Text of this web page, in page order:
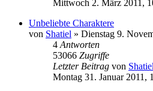
Mittwoch 2. März 2011,
Unbeliebte Charaktere
von Shatiel » Dienstag 9.
4 Antworten
53066 Zugriffe
Letzter Beitrag von Shatiel
Montag 31. Januar 2011,